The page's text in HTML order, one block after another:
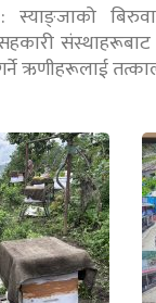
स्याङ्जाको
ऋणीहरूलाई